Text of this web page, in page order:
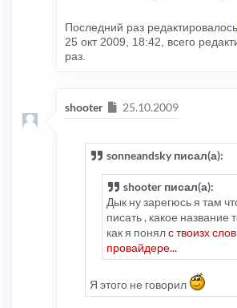
Последний раз редактировалось
25 окт 2009, 18:42, всего
раз.
shooter Сообщение
25.10.2009
sonneandsky писал(а):
shooter писал(а):
Дык ну зарегюсь я там
писать , какое название
как я понялс твоизх
провайдере...
Я этого не говорил